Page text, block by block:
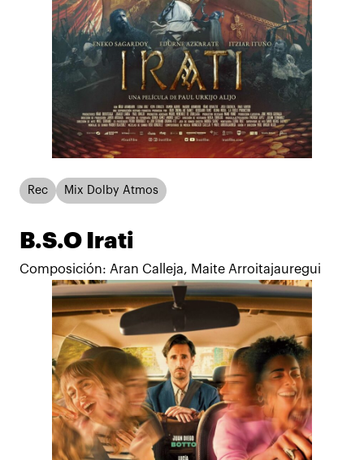
Rec Mix Dolby Atmos
B.S.O Irati
Composición: Aran Calleja, Maite Arroitajauregui